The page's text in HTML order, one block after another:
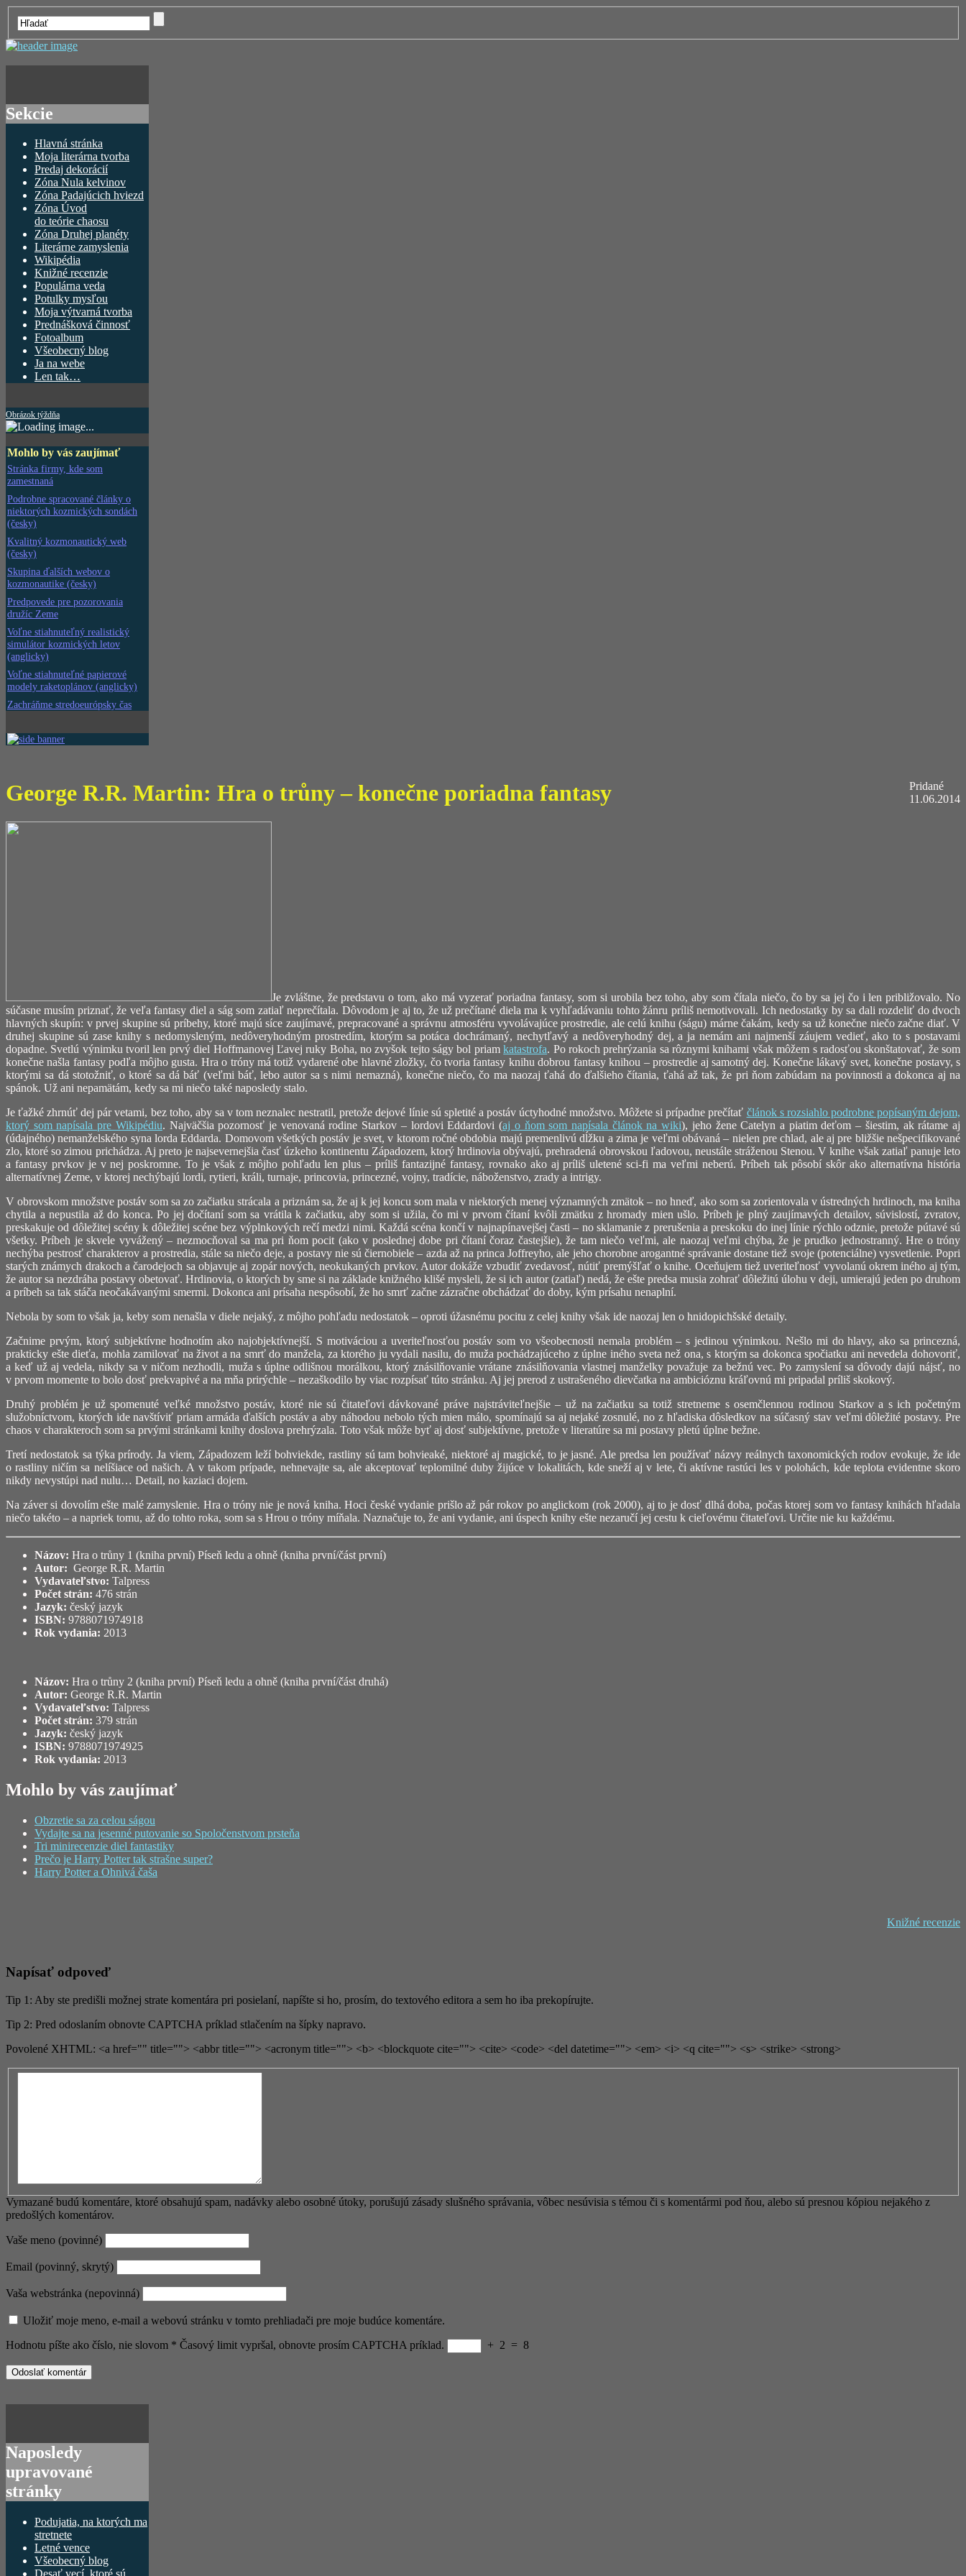
Sekcie
Hlavná stránka
Moja literárna tvorba
Predaj dekorácií
Zóna Nula kelvinov
Zóna Padajúcich hviezd
Zóna Úvod
do teórie chaosu
Zóna Druhej planéty
Literárne zamyslenia
Wikipédia
Knižné recenzie
Populárna veda
Potulky mysľou
Moja výtvarná tvorba
Prednášková činnosť
Fotoalbum
Všeobecný blog
Ja na webe
Len tak…
Obrázok týždňa
Mohlo by vás zaujímať
Stránka firmy, kde som
zamestnaná
Podrobne spracované články o
niektorých kozmických sondách
(česky)
Kvalitný kozmonautický web
(česky)
Skupina ďalších webov o
kozmonautike (česky)
Predpovede pre pozorovania
družíc Zeme
Voľne stiahnuteľný realistický
simulátor kozmických letov
(anglicky)
Voľne stiahnuteľné papierové
modely raketoplánov (anglicky)
Zachráňme stredoeurópsky čas
Pridané
11.06.2014
George R.R. Martin: Hra o trůny – konečne poriadna fantasy
Je zvláštne, že predstavu o tom, ako má vyzerať poriadna fantasy, som si urobila bez toho, aby som čítala niečo, čo by sa jej čo i len približovalo. No
súčasne musím priznať, že veľa fantasy diel a ság som zatiaľ neprečítala. Dôvodom je aj to, že už prečítané diela ma k vyhľadávaniu tohto žánru príliš nemotivovali. Ich nedostatky by sa dali rozdeliť do dvoch
hlavných skupín: v prvej skupine sú príbehy, ktoré majú síce zaujímavé, prepracované a správnu atmosféru vyvolávajúce prostredie, ale celú knihu (ságu) márne čakám, kedy sa už konečne niečo začne diať. V
druhej skupine sú zase knihy s nedomysleným, nedôveryhodným prostredím, ktorým sa potáca dochrámaný, nechytľavý a nedôveryhodný dej, a ja nemám ani najmenší záujem vedieť, ako to s postavami
dopadne. Svetlú výnimku tvoril len prvý diel Hoffmanovej Ľavej ruky Boha, no zvyšok tejto ságy bol priamkatastrofa. Po rokoch prehrýzania sa rôznymi knihami však môžem s radosťou skonštatovať, že som
konečne našla fantasy podľa môjho gusta. Hra o tróny má totiž vydarené obe hlavné zložky, čo tvoria fantasy knihu dobrou fantasy knihou – prostredie aj samotný dej. Konečne lákavý svet, konečne postavy, s
ktorými sa dá stotožniť, o ktoré sa dá báť (veľmi báť, lebo autor sa s nimi nemazná), konečne niečo, čo ma naozaj ťahá do ďalšieho čítania, ťahá až tak, že pri ňom zabúdam na povinnosti a dokonca aj na
spánok. Už ani nepamätám, kedy sa mi niečo také naposledy stalo.
Je ťažké zhrnúť dej pár vetami, bez toho, aby sa v tom neznalec nestratil, pretože dejové línie sú spletité a postáv úctyhodné množstvo. Môžete si prípadne prečítať článok s rozsiahlo podrobne popísaným dejom,
ktorý som napísala pre Wikipédiu. Najväčšia pozornosť je venovaná rodine Starkov – lordovi Eddardovi (aj o ňom som napísala článok na wiki), jeho žene Catelyn a piatim deťom – šiestim, ak rátame aj
(údajného) nemanželského syna lorda Eddarda. Domovom všetkých postáv je svet, v ktorom ročné obdobia majú premenlivú dĺžku a zima je veľmi obávaná – nielen pre chlad, ale aj pre bližšie nešpecifikované
zlo, ktoré so zimou prichádza. Aj preto je najsevernejšia časť úzkeho kontinentu Západozem, ktorý hrdinovia obývajú, prehradená obrovskou ľadovou, neustále stráženou Stenou. V knihe však zatiaľ panuje leto
a fantasy prvkov je v nej poskromne. To je však z môjho pohľadu len plus – príliš fantazijné fantasy, rovnako ako aj príliš uletené sci-fi ma veľmi neberú. Príbeh tak pôsobí skôr ako alternatívna história
alternatívnej Zeme, v ktorej nechýbajú lordi, rytieri, králi, turnaje, princovia, princezné, vojny, tradície, náboženstvo, zrady a intrigy.
V obrovskom množstve postáv som sa zo začiatku strácala a priznám sa, že aj k jej koncu som mala v niektorých menej významných zmätok – no hneď, ako som sa zorientovala v ústredných hrdinoch, ma kniha
chytila a nepustila až do konca. Po jej dočítaní som sa vrátila k začiatku, aby som si užila, čo mi v prvom čítaní kvôli zmätku z hromady mien ušlo. Príbeh je plný zaujímavých detailov, súvislostí, zvratov,
preskakuje od dôležitej scény k dôležitej scéne bez výplnkových rečí medzi nimi. Každá scéna končí v najnapínavejšej časti – no sklamanie z prerušenia a preskoku do inej línie rýchlo odznie, pretože pútavé sú
všetky. Príbeh je skvele vyvážený – nezmocňoval sa ma pri ňom pocit (ako v poslednej dobe pri čítaní čoraz častejšie), že tam niečo veľmi, ale naozaj veľmi chýba, že je prudko jednostranný. Hre o tróny
nechýba pestrosť charakterov a prostredia, stále sa niečo deje, a postavy nie sú čiernobiele – azda až na princa Joffreyho, ale jeho chorobne arogantné správanie dostane tiež svoje (potenciálne) vysvetlenie. Popri
starých známych drakoch a čarodejoch sa objavuje aj zopár nových, neokukaných prvkov. Autor dokáže vzbudiť zvedavosť, nútiť premýšľať o knihe. Oceňujem tiež uveriteľnosť vyvolanú okrem iného aj tým,
že autor sa nezdráha postavy obetovať. Hrdinovia, o ktorých by sme si na základe knižného klišé mysleli, že si ich autor (zatiaľ) nedá, že ešte predsa musia zohrať dôležitú úlohu v deji, umierajú jeden po druhom
a príbeh sa tak stáča neočakávanými smermi. Dokonca ani prísaha nespôsobí, že ho smrť začne zázračne obchádzať do doby, kým prísahu nenaplní.
Nebola by som to však ja, keby som nenašla v diele nejaký, z môjho pohľadu nedostatok – oproti úžasnému pocitu z celej knihy však ide naozaj len o hnidopichšské detaily.
Začnime prvým, ktorý subjektívne hodnotím ako najobjektívnejší. S motiváciou a uveriteľnosťou postáv som vo všeobecnosti nemala problém – s jedinou výnimkou. Nešlo mi do hlavy, ako sa princezná,
prakticky ešte dieťa, mohla zamilovať na život a na smrť do manžela, za ktorého ju vydali nasilu, do muža pochádzajúceho z úplne iného sveta než ona, s ktorým sa dokonca spočiatku ani nevedela dohovoriť,
a keď už aj vedela, nikdy sa v ničom nezhodli, muža s úplne odlišnou morálkou, ktorý znásilňovanie vrátane znásilňovania vlastnej manželky považuje za bežnú vec. Po zamyslení sa dôvody dajú nájsť, no
v prvom momente to bolo dosť prekvapivé a na mňa prirýchle – nezaškodilo by viac rozpísať túto stránku. Aj jej prerod z ustrašeného dievčatka na ambicióznu kráľovnú mi pripadal príliš skokový.
Druhý problém je už spomenuté veľké množstvo postáv, ktoré nie sú čitateľovi dávkované práve najstráviteľnejšie – už na začiatku sa totiž stretneme s osemčlennou rodinou Starkov a s ich početným
služobníctvom, ktorých ide navštíviť priam armáda ďalších postáv a aby náhodou nebolo tých mien málo, spomínajú sa aj nejaké zosnulé, no z hľadiska dôsledkov na súčasný stav veľmi dôležité postavy. Pre
chaos v charakteroch som sa prvými stránkami knihy doslova prehrýzala. Toto však môže byť aj dosť subjektívne, pretože v literatúre sa mi postavy pletú úplne bežne.
Tretí nedostatok sa týka prírody. Ja viem, Západozem leží bohviekde, rastliny sú tam bohvieaké, niektoré aj magické, to je jasné. Ale predsa len používať názvy reálnych taxonomických rodov evokuje, že ide
o rastliny ničím sa nelíšiace od našich. A v takom prípade, nehnevajte sa, ale akceptovať teplomilné duby žijúce v lokalitách, kde sneží aj v lete, či aktívne rastúci les v polohách, kde teplota evidentne skoro
nikdy nevystúpi nad nulu… Detail, no kaziaci dojem.
Na záver si dovolím ešte malé zamyslenie. Hra o tróny nie je nová kniha. Hoci české vydanie prišlo až pár rokov po anglickom (rok 2000), aj to je dosť dlhá doba, počas ktorej som vo fantasy knihách hľadala
niečo takéto – a napriek tomu, až do tohto roka, som sa s Hrou o tróny míňala. Naznačuje to, že ani vydanie, ani úspech knihy ešte nezaručí jej cestu k cieľovému čitateľovi. Určite nie ku každému.
Názov: Hra o trůny 1 (kniha první) Píseň ledu a ohně (kniha první/část první)
Autor: George R.R. Martin
Vydavateľstvo: Talpress
Počet strán: 476 strán
Jazyk: český jazyk
ISBN: 9788071974918
Rok vydania: 2013
Názov: Hra o trůny 2 (kniha první) Píseň ledu a ohně (kniha první/část druhá)
Autor: George R.R. Martin
Vydavateľstvo: Talpress
Počet strán: 379 strán
Jazyk: český jazyk
ISBN: 9788071974925
Rok vydania: 2013
Mohlo by vás zaujímať
Obzretie sa za celou ságou
Vydajte sa na jesenné putovanie so Spoločenstvom prsteňa
Tri minirecenzie diel fantastiky
Prečo je Harry Potter tak strašne super?
Harry Potter a Ohnivá čaša
Knižné recenzie
Napísať odpoveď
Tip 1: Aby ste predišli možnej strate komentára pri posielaní, napíšte si ho, prosím, do textového editora a sem ho iba prekopírujte.
Tip 2: Pred odoslaním obnovte CAPTCHA príklad stlačením na šípky napravo.
Povolené XHTML: <a href="" title=""> <abbr title=""> <acronym title=""> <b> <blockquote cite=""> <cite> <code> <del datetime=""> <em> <i> <q cite=""> <s> <strike> <strong>
Vymazané budú komentáre, ktoré obsahujú spam, nadávky alebo osobné útoky, porušujú zásady slušného správania, vôbec nesúvisia s témou či s komentármi pod ňou, alebo sú presnou kópiou nejakého z
predošlých komentárov.
Vaše meno (povinné)
Email (povinný, skrytý)
Vaša webstránka (nepovinná)
Uložiť moje meno, e-mail a webovú stránku v tomto prehliadači pre moje budúce komentáre.
Hodnotu píšte ako číslo, nie slovom * Časový limit vypršal, obnovte prosím CAPTCHA príklad. + 2 = 8
Naposledy
upravované
stránky
Podujatia, na ktorých ma
stretnete
Letné vence
Všeobecný blog
Desať vecí, ktoré sú